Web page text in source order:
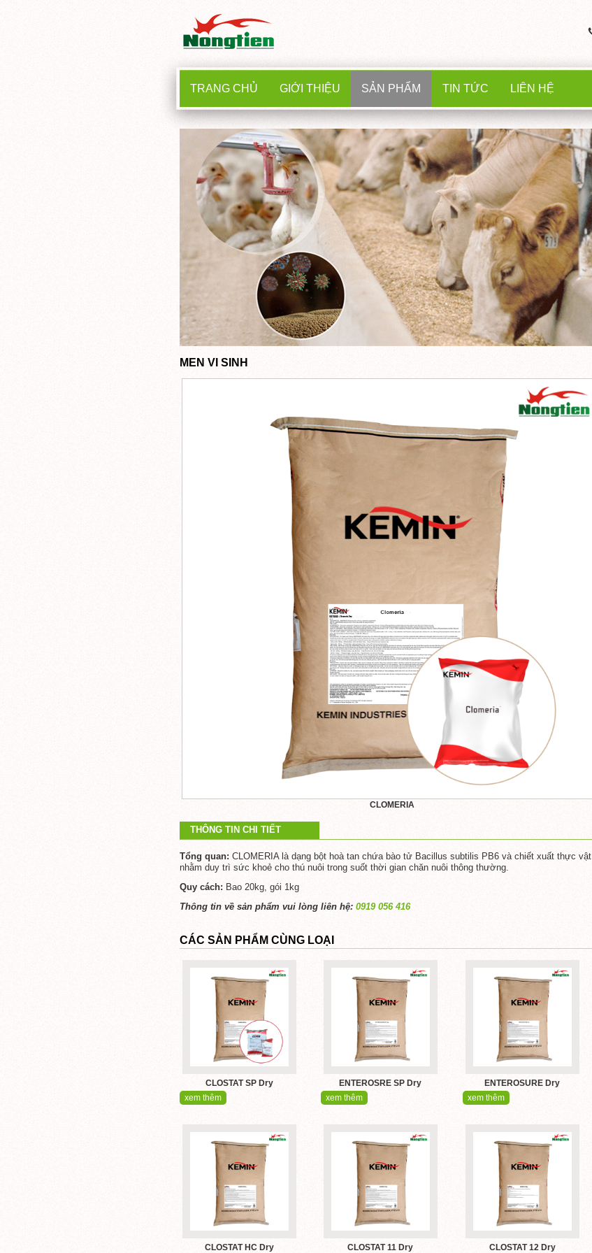
TRANG CHỦ GIỚI THIỆU SẢN PHẨM TIN TỨC LIÊN HỆ
MEN VI SINH
CLOMERIA
THÔNG TIN CHI TIẾT
Tổng quan: CLOMERIA l à dạng bột hoà tan chứa bào tử Bacillus subtilis PB6 và chiết xuất thực vật
nhằm duy trì sức khoẻ cho thú nuôi trong suốt thời gian chăn nuôi thông thường.
Quy cách: Bao 20kg, gói 1kg
Thông tin về sản phẩm vui lòng liên hệ: 0919 056 416
CÁC SẢN PHẨM CÙNG LOẠI
CLOSTAT SP Dry
xem thêm
ENTEROSRE SP Dry
xem thêm
ENTEROSURE Dry
xem thêm
CLOSTAT HC Dry CLOSTAT 11 Dry CLOSTAT 12 Dry